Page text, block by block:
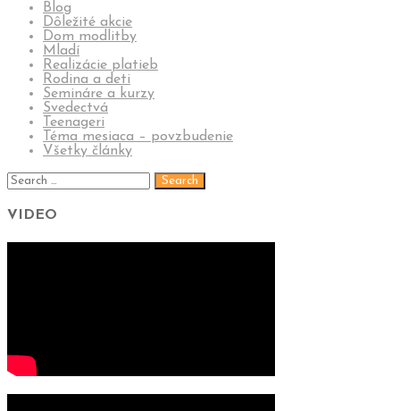
Blog
Dôležité akcie
Dom modlitby
Mladí
Realizácie platieb
Rodina a deti
Semináre a kurzy
Svedectvá
Teenageri
Téma mesiaca – povzbudenie
Všetky články
VIDEO